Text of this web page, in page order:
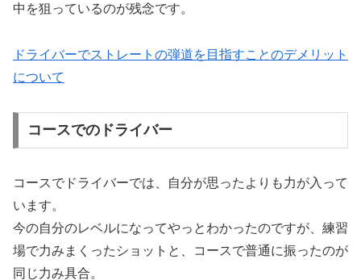
中を狙っているのが残念です。
ドライバーでストレートの弾道を目指すことのデメリット
について
コースでのドライバー
コースでドライバーでは、自分が思ったよりも力が入って
います。
今の自分のレベルになってやっとわかったのですが、練習
場で力みまくったショットと、コースで普通に振ったのが
同じ力み具合。